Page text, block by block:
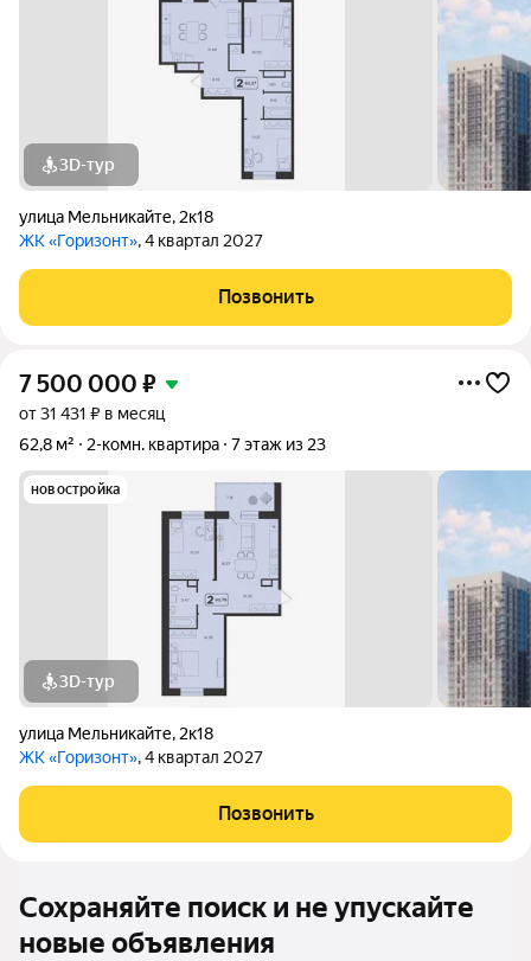
3D-тур
улица Мельникайте, 2к18
ЖК «Горизонт», 4 квартал 2027
Позвонить
7 500 000 ₽
от 31 431 ₽ в месяц
62,8 м²
2-комн. квартира 7 этаж из 23
новостройка
3D-тур
улица Мельникайте, 2к18
ЖК «Горизонт», 4 квартал 2027
Позвонить
Сохраняйте поиск и не упускайте
новые объявления